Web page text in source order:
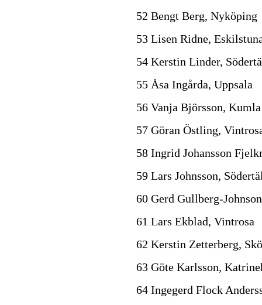
52 Bengt Berg, Nyköping
53 Lisen Ridne,
54 Kerstin Linder,
55 Åsa Ingårda, Uppsala
56 Vanja Björsson, Kumla
57 Göran Östling,
58 Ingrid Johansson
59 Lars Johnsson,
60 Gerd Gullberg-
61 Lars Ekblad, Vintrosa
62 Kerstin Zetterberg,
63 Göte Karlsson,
64 Ingegerd Flock